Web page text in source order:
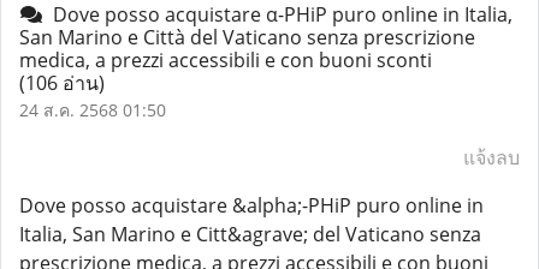
Dove posso acquistare α-PHiP puro online in Italia,
San Marino e Città del Vaticano senza prescrizione
medica, a prezzi accessibili e con buoni sconti
(106 อ่าน)
24 ส.ค. 2568 01:50
แจ้งลบ
Dove posso acquistare &alpha;-PHiP puro online in
Italia, San Marino e Citt&agrave; del Vaticano senza
prescrizione medica, a prezzi accessibili e con buoni